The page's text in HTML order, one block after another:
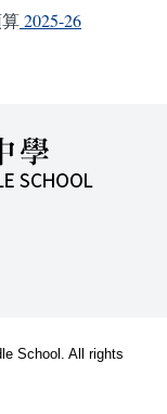
2025-26
School. All rights